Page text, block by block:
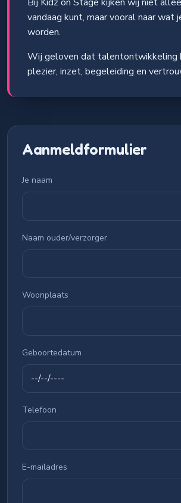
vandaag kunt, maar vooral naar wat
worden.
Wij geloven dat talentontwikkeling
plezier, inzet, begeleiding en
Aanmeldformulier
Je naam
Naam ouder/verzorger
Woonplaats
Geboortedatum
Telefoon
E-mailadres